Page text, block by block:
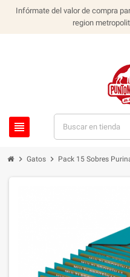
Infórmate del valor de compra
region
view_headline
chevron_right Gatos chevron_right Pack 15 Sobres